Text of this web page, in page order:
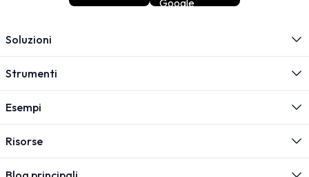
Soluzioni
Strumenti
Esempi
Risorse